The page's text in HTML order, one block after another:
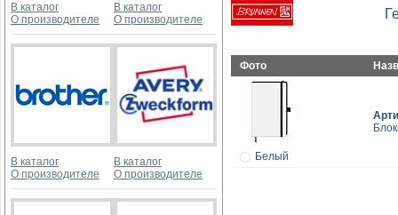
В каталог
О производителе
В каталог
О производителе
В каталог
О производителе
В каталог
О производителе
Фото
Белый